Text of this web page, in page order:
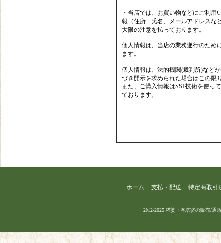
・当店では、お買い物などにご利用
報（住所、氏名、メールアドレスな
大限の注意を払っております。
個人情報は、当店の業務遂行のため
ます。
個人情報は、法的機関(裁判所)など
づき開示を求められた場合はこの限
また、ご購入情報はSSL技術を使っ
ております。
ホーム 支払・配送 特定商取引
2012-2025 塔婆・卒塔婆の販売/通